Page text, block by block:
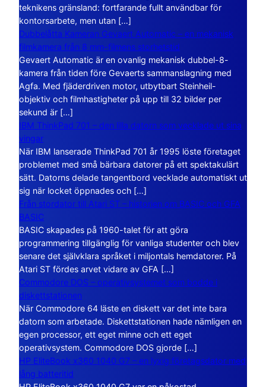
teknikens gränsland: fortfarande fullt användbar för
kontorsarbete, men utan […]
Dubbelåtta Kameran Gevaert Automatic – en mekanisk
filmkamera från 8 mm-filmens storhetstid
Gevaert Automatic är en ovanlig mekanisk dubbel-8-
kamera från tiden före Gevaerts sammanslagning med
Agfa. Med fjäderdriven motor, utbytbart Steinheil-
objektiv och filmhastigheter på upp till 32 bilder per
sekund är […]
IBM ThinkPad 701 – den lilla datorn som vecklade ut sina
vingar
När IBM lanserade ThinkPad 701 år 1995 löste företaget
problemet med små bärbara datorer på ett spektakulärt
sätt. Datorns delade tangentbord vecklade automatiskt ut
sig när locket öppnades och […]
Från stordator till Atari ST – historien om BASIC och GFA
BASIC
BASIC skapades på 1960-talet för att göra
programmering tillgänglig för vanliga studenter och blev
senare det självklara språket i miljontals hemdatorer. På
Atari ST fördes arvet vidare av GFA […]
Commodore DOS – operativsystemet som bodde i
diskettstationen
När Commodore 64 läste en diskett var det inte bara
datorn som arbetade. Diskettstationen hade nämligen en
egen processor, ett eget minne och ett eget
operativsystem. Commodore DOS gjorde […]
HP EliteBook x360 1040 G7 – en lyxig företagsdator med
lång batteritid